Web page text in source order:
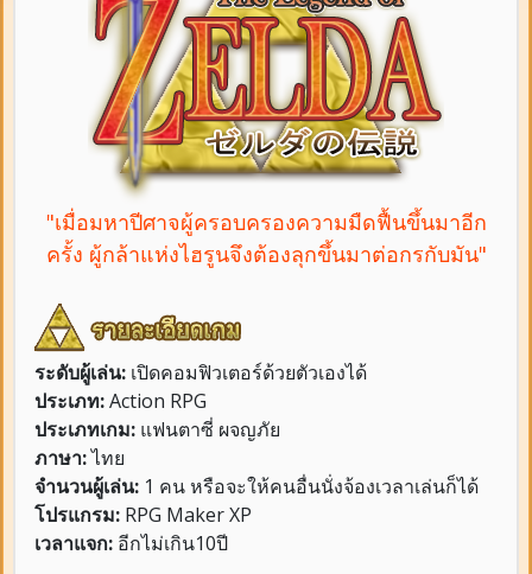
"เมื่อมหาปีศาจผู้ครอบครองความมืดฟื้นขึ้นมาอีก
ครั้ง ผู้กล้าแห่งไฮรูนจึงต้องลุกขึ้นมาต่อกรกับมัน"
ระดับผู้เล่น: เปิดคอมฟิวเตอร์ด้วยตัวเองได้
ประเภท:Action RPG
ประเภทเกม: แฟนตาซี่ ผจญภัย
ภาษา:ไทย
จำนวนผู้เล่น: 1 คน หรือจะให้คนอื่นนั่งจ้องเวลาเล่นก็ได้
โปรแกรม: RPG Maker XP
เวลาแจก: อีกไม่เกิน10ปี